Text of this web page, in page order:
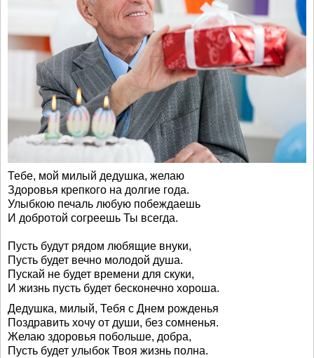
Тебе, мой милый дедушка, желаю
Здоровья крепкого на долгие года.
Улыбкою печаль любую побеждаешь
И добротой согреешь Ты всегда.
Пусть будут рядом любящие внуки,
Пусть будет вечно молодой душа.
Пускай не будет времени для скуки,
И жизнь пусть будет бесконечно хороша.
Дедушка, милый, Тебя с Днем рожденья
Поздравить хочу от души, без сомненья.
Желаю здоровья побольше, добра,
Пусть будет улыбок Твоя жизнь полна.